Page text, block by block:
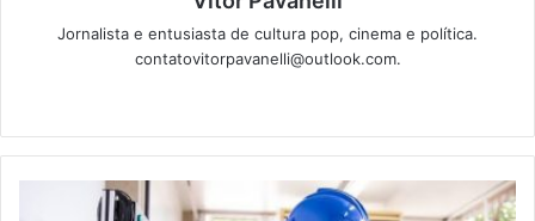
Jornalista e entusiasta de cultura pop, cinema e política.
contatovitorpavanelli@outlook.com.